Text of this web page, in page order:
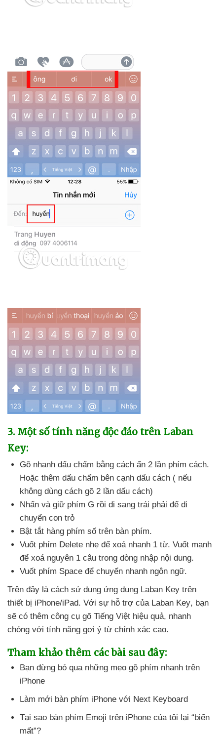
3. Một số tính năng độc đáo trên Laban
Key:
Gõ nhanh dấu chấm bằng cách ấn 2 lần phím cách.
Hoặc thêm dấu chấm bên cạnh dấu cách ( nếu
không dùng cách gõ 2 lần dấu cách)
Nhấn và giữ phím G rồi di sang trái phải để di
chuyển con trỏ
Bật tắt hàng phím số trên bàn phím.
Vuốt phím Delete nhẹ để xoá nhanh 1 từ. Vuốt mạnh
để xoá nguyên 1 câu trong dòng nhập nội dung.
Vuốt phím Space để chuyển nhanh ngôn ngữ.
Trên đây là cách sử dụng ứng dụng Laban Key trên
thiết bị iPhone/iPad. Với sự hỗ trợ của Laban Key, bạn
sẽ có thêm công cụ gõ Tiếng Việt hiệu quả, nhanh
chóng với tính năng gợi ý từ chính xác cao.
Tham khảo thêm các bài sau đây:
Bạn đừng bỏ qua những mẹo gõ phím nhanh trên
iPhone
Làm mới bàn phím iPhone với Next Keyboard
Tại sao bàn phím Emoji trên iPhone của tôi lại “biến
mất”?